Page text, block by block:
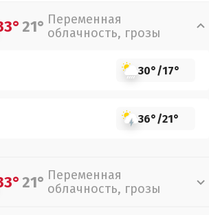
21° Переменная
облачность, грозы
30°/17°
36°/21°
21° Переменная
облачность, грозы